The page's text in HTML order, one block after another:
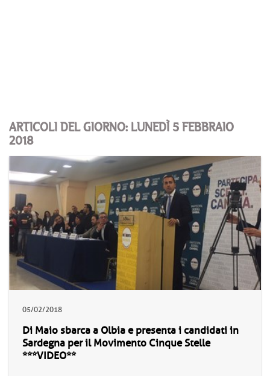
ARTICOLI DEL GIORNO: LUNEDÌ 5 FEBBRAIO
2018
05/02/2018
Di Maio sbarca a Olbia e presenta i candidati in
Sardegna per il Movimento Cinque Stelle
***VIDEO**